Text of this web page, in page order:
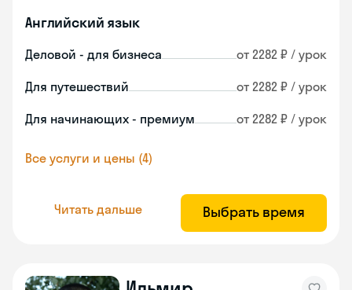
Английский язык
Деловой - для бизнеса от 2282 ₽ / урок
Для путешествий от 2282 ₽ / урок
Для начинающих - премиум от 2282 ₽ / урок
Все услуги и цены (4)
Читать дальше Выбрать время